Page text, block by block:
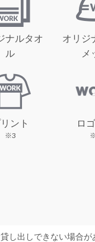
ナルタオ
ル
オリジ
メ
ント
※3
ロ
し出しできない場合が